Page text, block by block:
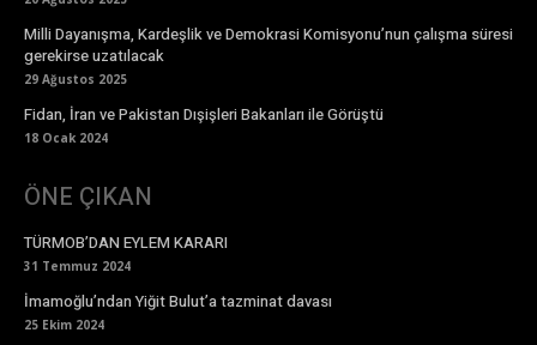
Milli Dayanışma, Kardeşlik ve Demokrasi Komisyonu’nun çalışma süresi
gerekirse uzatılacak
29 Ağustos 2025
Fidan, İran ve Pakistan Dışişleri Bakanları ile Görüştü
18 Ocak 2024
ÖNE ÇIKAN
TÜRMOB’DAN EYLEM KARARI
31 Temmuz 2024
İmamoğlu’ndan Yiğit Bulut’a tazminat davası
25 Ekim 2024